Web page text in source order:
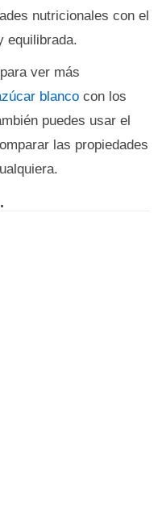
nutricionales con el
equilibrada.
ver más
blanco con los
puedes usar el
las propiedades